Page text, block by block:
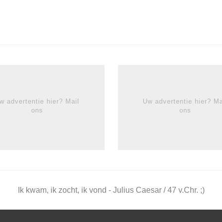
advertentie hier? Mail
ons
Uw advertentie hier?
ons
Ik kwam, ik zocht, ik vond - Julius Caesar / 47 v.Chr. ;)